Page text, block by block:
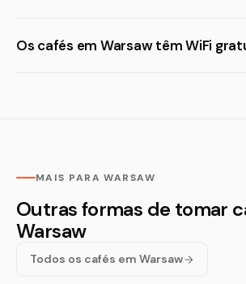
Os cafés em Warsaw têm WiFi
MAIS PARA WARSAW
Outras formas de tomar
Warsaw
Todos os cafés em Warsaw